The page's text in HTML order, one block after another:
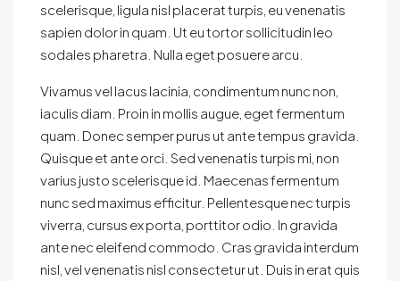
scelerisque, ligula nisl placerat turpis, eu venenatis
sapien dolor in quam. Ut eu tortor sollicitudin leo
sodales pharetra. Nulla eget posuere arcu.
Vivamus vel lacus lacinia, condimentum nunc non,
iaculis diam. Proin in mollis augue, eget fermentum
quam. Donec semper purus ut ante tempus gravida.
Quisque et ante orci. Sed venenatis turpis mi, non
varius justo scelerisque id. Maecenas fermentum
nunc sed maximus efficitur. Pellentesque nec turpis
viverra, cursus ex porta, porttitor odio. In gravida
ante nec eleifend commodo. Cras gravida interdum
nisl, vel venenatis nisl consectetur ut. Duis in erat quis